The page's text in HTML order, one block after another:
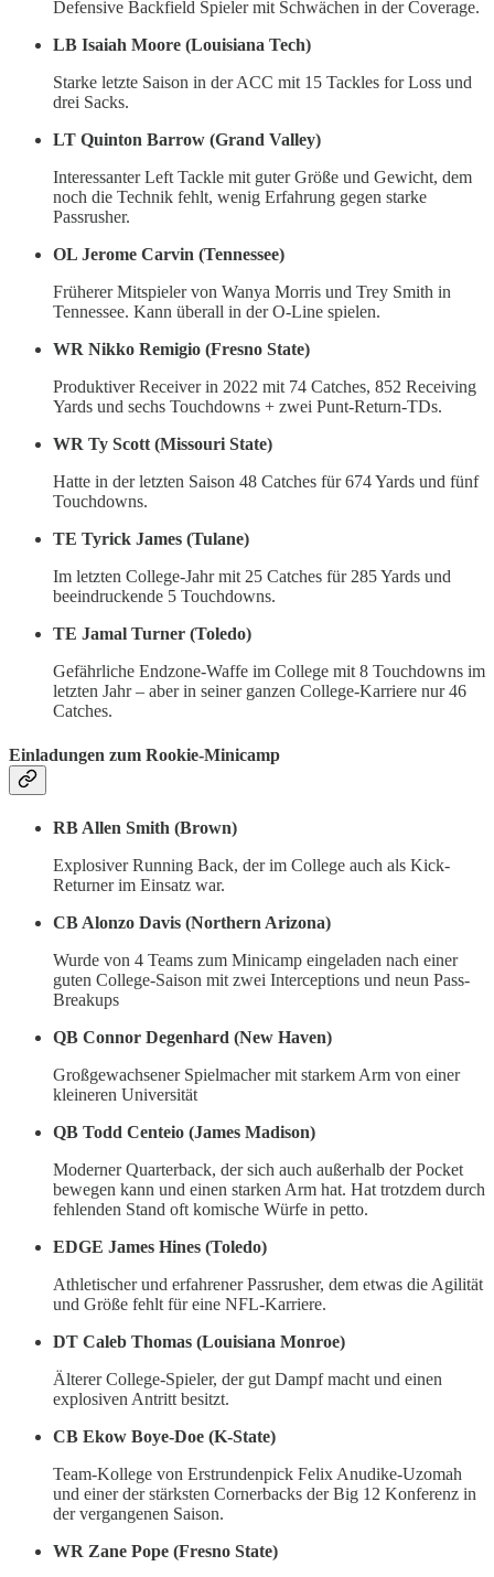
Defensive Backfield Spieler mit Schwächen in der Coverage.
LB Isaiah Moore (Louisiana Tech)
Starke letzte Saison in der ACC mit 15 Tackles for Loss und
drei Sacks.
LT Quinton Barrow (Grand Valley)
Interessanter Left Tackle mit guter Größe und Gewicht, dem
noch die Technik fehlt, wenig Erfahrung gegen starke
Passrusher.
OL Jerome Carvin (Tennessee)
Früherer Mitspieler von Wanya Morris und Trey Smith in
Tennessee. Kann überall in der O-Line spielen.
WR Nikko Remigio (Fresno State)
Produktiver Receiver in 2022 mit 74 Catches, 852 Receiving
Yards und sechs Touchdowns + zwei Punt-Return-TDs.
WR Ty Scott (Missouri State)
Hatte in der letzten Saison 48 Catches für 674 Yards und fünf
Touchdowns.
TE Tyrick James (Tulane)
Im letzten College-Jahr mit 25 Catches für 285 Yards und
beeindruckende 5 Touchdowns.
TE Jamal Turner (Toledo)
Gefährliche Endzone-Waffe im College mit 8 Touchdowns im
letzten Jahr – aber in seiner ganzen College-Karriere nur 46
Catches.
Einladungen zum Rookie-Minicamp
RB Allen Smith (Brown)
Explosiver Running Back, der im College auch als Kick-
Returner im Einsatz war.
CB Alonzo Davis (Northern Arizona)
Wurde von 4 Teams zum Minicamp eingeladen nach einer
guten College-Saison mit zwei Interceptions und neun Pass-
Breakups
QB Connor Degenhard (New Haven)
Großgewachsener Spielmacher mit starkem Arm von einer
kleineren Universität
QB Todd Centeio (James Madison)
Moderner Quarterback, der sich auch außerhalb der Pocket
bewegen kann und einen starken Arm hat. Hat trotzdem durch
fehlenden Stand oft komische Würfe in petto.
EDGE James Hines (Toledo)
Athletischer und erfahrener Passrusher, dem etwas die Agilität
und Größe fehlt für eine NFL-Karriere.
DT Caleb Thomas (Louisiana Monroe)
Älterer College-Spieler, der gut Dampf macht und einen
explosiven Antritt besitzt.
CB Ekow Boye-Doe (K-State)
Team-Kollege von Erstrundenpick Felix Anudike-Uzomah
und einer der stärksten Cornerbacks der Big 12 Konferenz in
der vergangenen Saison.
WR Zane Pope (Fresno State)